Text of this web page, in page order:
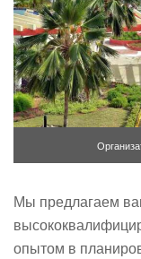
Мы предлагаем
опытом в